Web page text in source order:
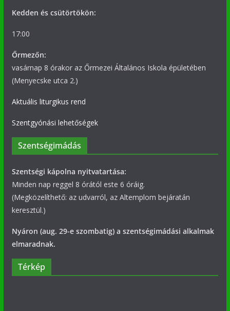
Kedden és csütörtökön:
17:00
Őrmezőn:
vasárnap 8 órakor az Őrmezei Általános Iskola épületében
(Menyecske utca 2.)
Aktuális liturgikus rend
Szentgyónási lehetőségek
Szentségimádás
Szentségi kápolna nyitvatartása:
Minden nap reggel 8 órától este 6 óráig.
(Megközelíthető: az udvarról, az Altemplom bejáratán
keresztül.)
Nyáron (aug. 29-e szombatig) a szentségimádási alkalmak
elmaradnak.
Térkép